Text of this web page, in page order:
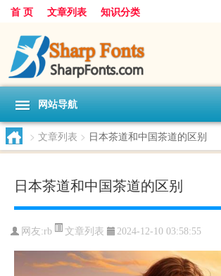
首 页 文章列表 知识分类
网站导航
> 文章列表 > 日本茶道和中国茶道的区别
日本茶道和中国茶道的区别
网友:rb 文章列表 2024-12-10 03:58:55